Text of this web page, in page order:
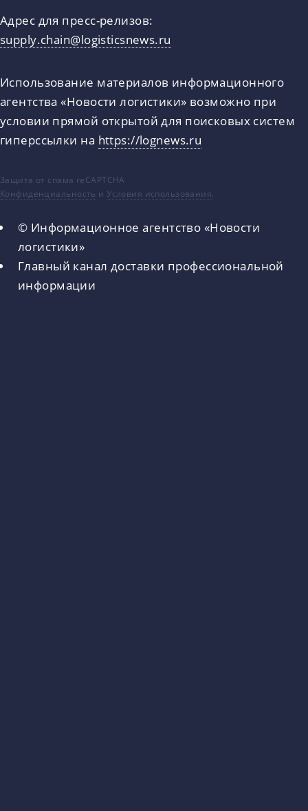
Адрес для пресс-релизов:
supply.chain@logisticsnews.ru
Использование материалов информационного
агентства «Новости логистики» возможно при
условии прямой открытой для поисковых систем
гиперссылки на https://lognews.ru
Защита от спама reCAPTCHA
Конфиденциальность иУсловия использования.
© Информационное агентство «Новости
логистики»
Главный канал доставки профессиональной
информации